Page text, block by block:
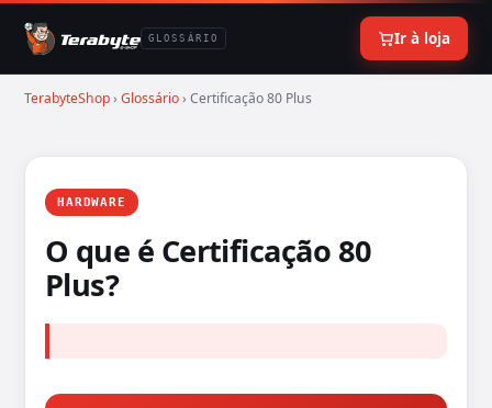
GLOSSÁRIO Ir à loja
TerabyteShop› Glossário› Certificação 80 Plus
HARDWARE
O que é Certificação 80
Plus?